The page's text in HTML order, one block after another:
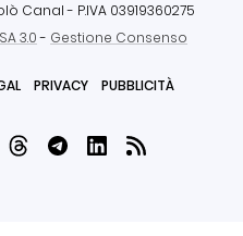
Canal - P.IVA 03919360275
3.0- Gestione Consenso
PRIVACY PUBBLICITÀ